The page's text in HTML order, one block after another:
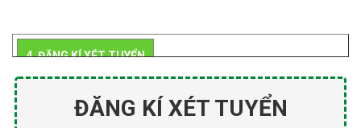
4. ĐĂNG KÍ XÉT TUYỂN
ĐĂNG KÍ XÉT TUYỂN